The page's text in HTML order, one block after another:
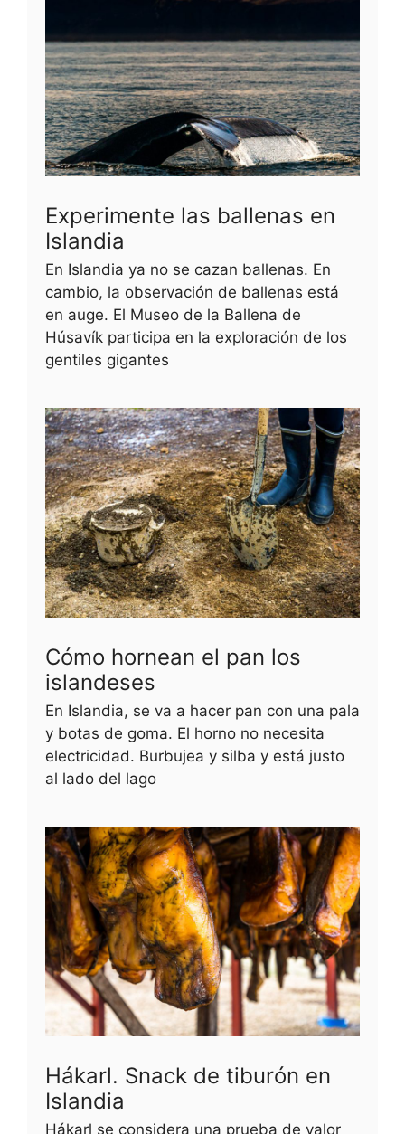
Experimente las ballenas en
Islandia
En Islandia ya no se cazan ballenas. En
cambio, la observación de ballenas está
en auge. El Museo de la Ballena de
Húsavík participa en la exploración de los
gentiles gigantes
Cómo hornean el pan los
islandeses
En Islandia, se va a hacer pan con una pala
y botas de goma. El horno no necesita
electricidad. Burbujea y silba y está justo
al lado del lago
Hákarl. Snack de tiburón en
Islandia
Hákarl se considera una prueba de valor